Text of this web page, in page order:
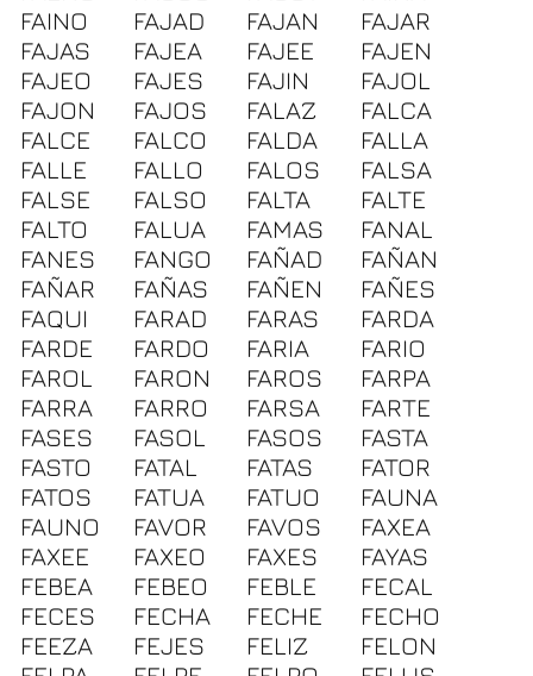
FAINO
FAJAD FAJAN
FAJAR
FAJAS
FAJEA FAJEE
FAJEN
FAJEO
FAJES FAJIN
FAJOL
FAJON
FAJOS FALAZ
FALCA
FALCE
FALCO FALDA
FALLA
FALLE
FALLO FALOS
FALSA
FALSE
FALSO FALTA
FALTE
FALTO
FALUA FAMAS
FANAL
FANES
FANGO FAÑAD
FAÑAN
FAÑAR
FAÑAS FAÑEN
FAÑES
FAQUI
FARAD FARAS
FARDA
FARDE
FARDO FARIA
FARIO
FAROL
FARON FAROS
FARPA
FARRA
FARRO FARSA
FARTE
FASES
FASOL FASOS
FASTA
FASTO
FATAL FATAS
FATOR
FATOS
FATUA FATUO
FAUNA
FAUNO
FAVOR FAVOS
FAXEA
FAXEE
FAXEO FAXES
FAYAS
FEBEA
FEBEO FEBLE
FECAL
FECES
FECHA FECHE
FECHO
FEEZA
FEJES FELIZ
FELON